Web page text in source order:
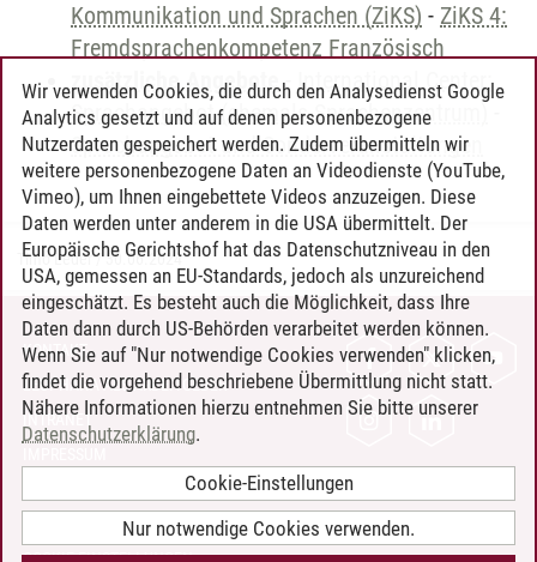
Kommunikation und Sprachen (ZiKS) - ZiKS 4:
Fremdsprachenkompetenz Französisch
zusätzliche Angebote- International Center:
Sprachangebot (ehemals Sprachenzentrum)
Sprachangebot und Sonderveranstaltungen
Timo Leder/30.06.2024
KONTAKT
LEUPHANA ALS ARBEITGEBER
INTRANET
BARRIEREFREIHEIT
Wir verwenden Cookies, die durch den Analysedienst Google
Analytics gesetzt und auf denen personenbezogene
Nutzerdaten gespeichert werden. Zudem übermitteln wir
weitere personenbezogene Daten an Videodienste (YouTube,
Vimeo), um Ihnen eingebettete Videos anzuzeigen. Diese
Daten werden unter anderem in die USA übermittelt. Der
Europäische Gerichtshof hat das Datenschutzniveau in den
USA, gemessen an EU-Standards, jedoch als unzureichend
eingeschätzt. Es besteht auch die Möglichkeit, dass Ihre
Daten dann durch US-Behörden verarbeitet werden können.
Wenn Sie auf "Nur notwendige Cookies verwenden" klicken,
findet die vorgehend beschriebene Übermittlung nicht statt.
Nähere Informationen hierzu entnehmen Sie bitte unserer
Datenschutzerklärung.
Cookie-Einstellungen
Nur notwendige Cookies verwenden.